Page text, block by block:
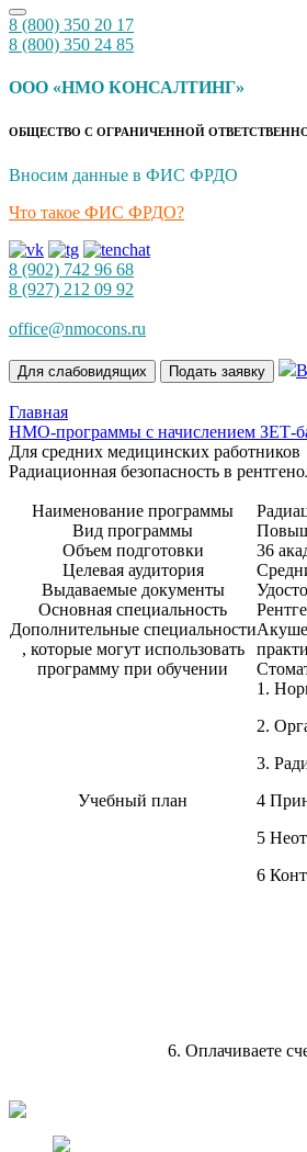
8 (800) 350 20 17
8 (800) 350 24 85
ООО «НМО КОНСАЛТИНГ»
ОБЩЕСТВО С ОГРАНИЧЕННОЙ
Вносим данные в ФИС ФРДО
Что такое ФИС ФРДО?
8 (902) 742 96 68
8 (927) 212 09 92
office@nmocons.ru
Для слабовидящих Подать заявку
Главная
НМО-программы с начислением ЗЕТ-
Для средних медицинских работников
Радиационная безопасность в
Наименование программы
Вид программы
Объем подготовки
36
Целевая аудитория
Выдаваемые документы
Основная специальность
Дополнительные специальности
, которые могут использовать
программу при обучении
Учебный план
1.
2.
3.
4
5
6
6. Оплачиваете